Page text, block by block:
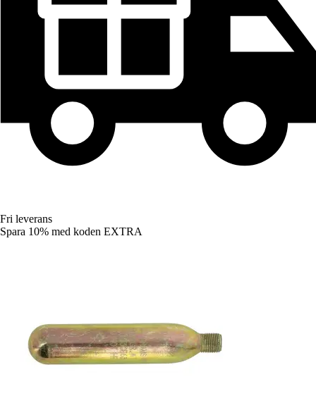
Fri leverans
Spara 10% med koden EXTRA